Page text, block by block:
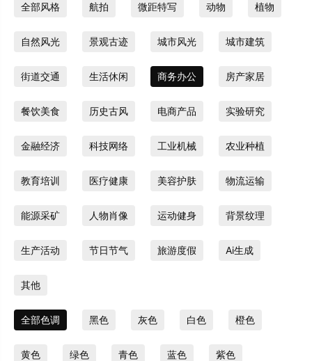
全部风格 航拍 微距特写 动物 植物
自然风光 景观古迹 城市风光 城市建筑
街道交通 生活休闲 商务办公 房产家居
餐饮美食 历史古风 电商产品 实验研究
金融经济 科技网络 工业机械 农业种植
教育培训 医疗健康 美容护肤 物流运输
能源采矿 人物肖像 运动健身 背景纹理
生产活动 节日节气 旅游度假 Ai生成
其他
全部色调 黑色 灰色 白色 橙色
黄色 绿色 青色 蓝色 紫色